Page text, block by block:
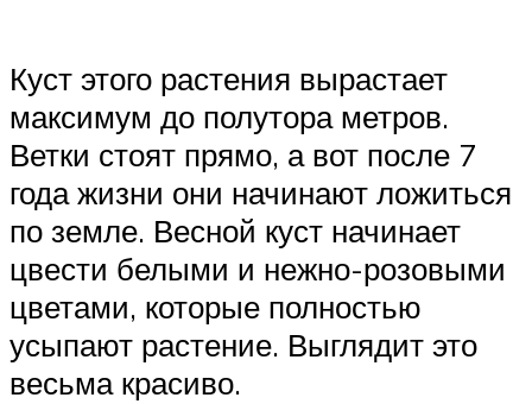
Куст этого растения вырастает
максимум до полутора метров.
Ветки стоят прямо, а вот после 7
года жизни они начинают ложиться
по земле. Весной куст начинает
цвести белыми и нежно-розовыми
цветами, которые полностью
усыпают растение. Выглядит это
весьма красиво.